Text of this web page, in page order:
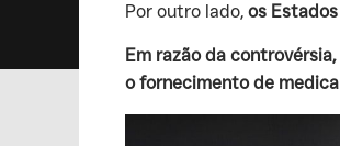
‍Por outro lado, os
Em razão da
o fornecimento de